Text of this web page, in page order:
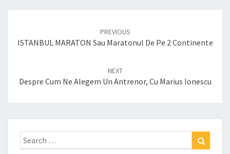
PREVIOUS
ISTANBUL MARATON Sau Maratonul De Pe 2 Continente
NEXT
Despre Cum Ne Alegem Un Antrenor, Cu Marius Ionescu
Search
for: